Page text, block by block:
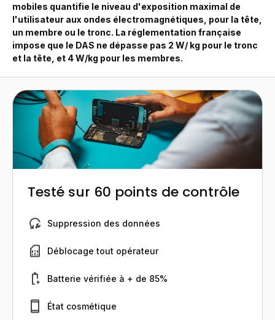
mobiles quantifie le niveau d'exposition maximal de
l'utilisateur aux ondes électromagnétiques, pour la tête,
un membre ou le tronc. La réglementation française
impose que le DAS ne dépasse pas 2 W/ kg pour le tronc
et la tête, et 4 W/kg pour les membres.
Testé sur 60 points de contrôle
Suppression des données
Déblocage tout opérateur
Batterie vérifiée à + de 85%
État cosmétique